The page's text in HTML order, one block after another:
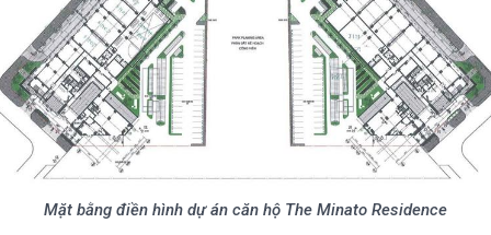
Mặt bằng điền hình dự án căn hộ The Minato Residence